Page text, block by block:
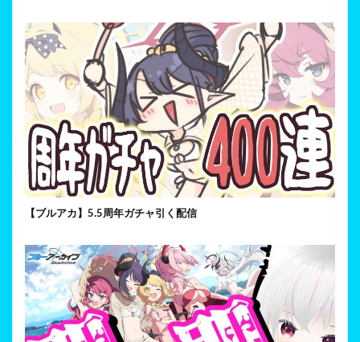
【ブルアカ】5.5周年ガチャ引く配信